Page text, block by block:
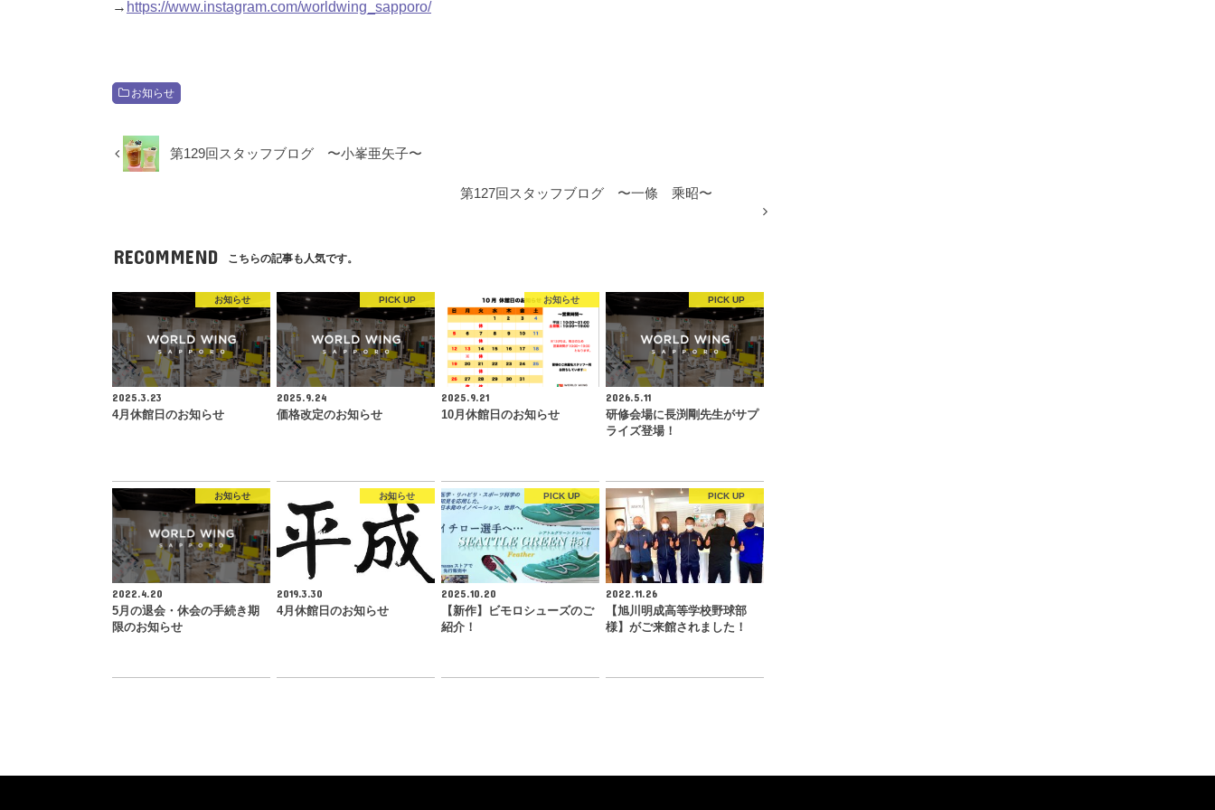
→ https://www.instagram.com/worldwing_sapporo/
お知らせ
第129回スタッフブログ 〜小峯亜矢子〜
第127回スタッフブログ 〜一條 乘昭〜
RECOMMEND こちらの記事も人気です。
お知らせ
2025.3.23
4月休館日のお知らせ
PICK UP
2025.9.24
価格改定のお知らせ
お知らせ
2025.9.21
10月休館日のお知らせ
PICK UP
2026.5.11
研修会場に長渕剛先生がサプ
ライズ登場！
お知らせ
2022.4.20
5月の退会・休会の手続き期
限のお知らせ
お知らせ
2019.3.30
4月休館日のお知らせ
PICK UP
2025.10.20
【新作】ビモロシューズのご
紹介！
PICK UP
2022.11.26
【旭川明成高等学校野球部
様】がご来館されました！